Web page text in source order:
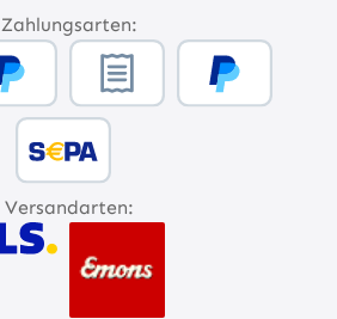
Zahlungsarten:
Versandarten: